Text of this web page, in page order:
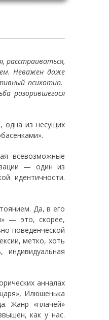
расстраиваться,
Неважен даже
психотип.
разорившегося
одна из несущих
всевозможные
— один из
идентичности.
Да, в его
— это, скорее,
поведенческой
метко, хоть
анналах
Илюшенька
Жанр «плачей»
как у нас.